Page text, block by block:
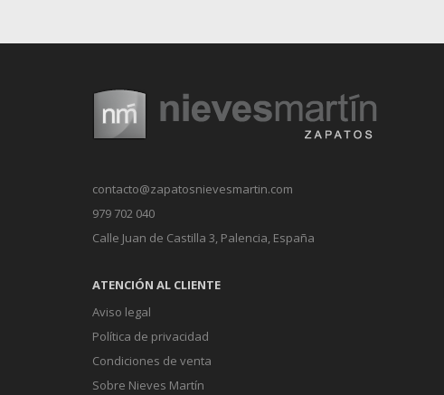
contacto@zapatosnievesmartin.com
979 702 040
Calle Juan de Castilla 3, Palencia, España
ATENCIÓN AL CLIENTE
Aviso legal
Política de privacidad
Condiciones de venta
Sobre Nieves Martín